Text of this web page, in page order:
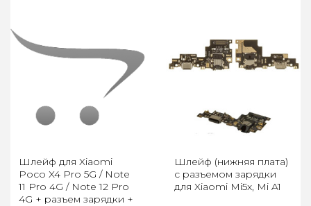
Шлейф для Xiaomi
Poco X4 Pro 5G / Note
11 Pro 4G / Note 12 Pro
4G + разъем зарядки +
Шлейф (нижняя плата)
с разъемом зарядки
для Xiaomi Mi5x, Mi A1